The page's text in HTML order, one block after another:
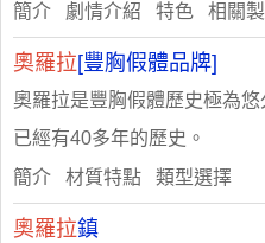
簡介 劇情介紹 特色 相關
奧羅拉[豐胸假體品牌]
奧羅拉是豐胸假體歷史極為
已經有40多年的歷史。
簡介 材質特點 類型選擇
奧羅拉鎮